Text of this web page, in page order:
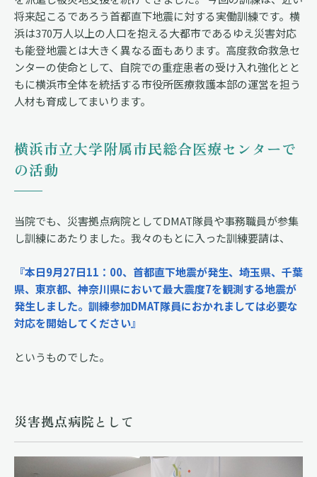
将来起こるであろう首都直下地震に対する実働訓練です。横
浜は370万人以上の人口を抱える大都市であるゆえ災害対応
も能登地震とは大きく異なる面もあります。高度救命救急セ
ンターの使命として、自院での重症患者の受け入れ強化とと
もに横浜市全体を統括する市役所医療救護本部の運営を担う
人材も育成してまいります。
横浜市立大学附属市民総合医療センターで
の活動
当院でも、災害拠点病院としてDMAT隊員や事務職員が参集
し訓練にあたりました。我々のもとに入った訓練要請は、
『本日9月27日11：00、首都直下地震が発生、埼玉県、千葉
県、東京都、神奈川県において最大震度7を観測する地震が
発生しました。訓練参加DMAT隊員におかれましては必要な
対応を開始してください』
というものでした。
災害拠点病院として